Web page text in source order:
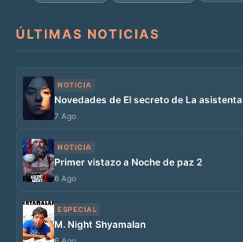
ÚLTIMAS NOTICIAS
NOTICIA
Novedades de El secreto de La asistenta
7 Ago
NOTICIA
Primer vistazo a Noche de paz 2
6 Ago
ESPECIAL
M. Night Shyamalan